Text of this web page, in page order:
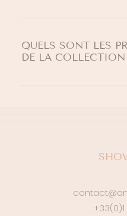
QUELS SONT LES
DE LA COLLECTION
+33(0)1